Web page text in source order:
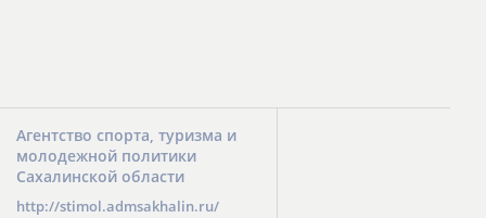
Агентство спорта, туризма и
молодежной политики
Сахалинской области
http://stimol.admsakhalin.ru/